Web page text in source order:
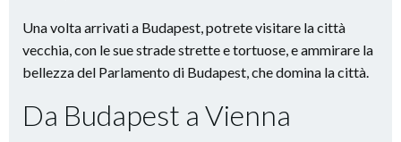
Una volta arrivati a Budapest, potrete visitare la città
vecchia, con le sue strade strette e tortuose, e ammirare la
bellezza del Parlamento di Budapest, che domina la città.
Da Budapest a Vienna